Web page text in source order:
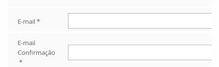
E-mail*
E-mail
Confirmação
*